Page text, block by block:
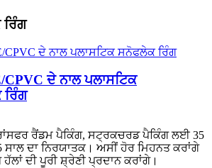
CPVC ਦੇ ਨਾਲ ਪਲਾਸਟਿਕ
ਰੈਂਡਮ ਪੈਕਿੰਗ, ਸਟ੍ਰਕਚਰਡ ਪੈਕਿੰਗ ਲਈ 35
ਸਾਲ ਦਾ ਨਿਰਯਾਤਕ। ਅਸੀਂ ਹੋਰ ਮਿਹਨਤ ਕਰਾਂਗੇ
ਦੀ ਪੂਰੀ ਸ਼੍ਰੇਣੀ ਪ੍ਰਦਾਨ ਕਰਾਂਗੇ।